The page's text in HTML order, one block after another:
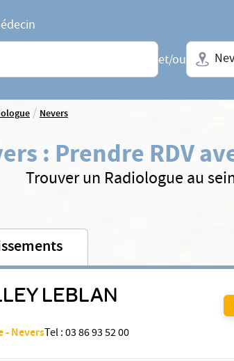
et/ou
Ville +
/Nevers
: Prendre RDV
Trouver un Radiologue au
LEBLAN
- NeversTel:03 86 93 52 00